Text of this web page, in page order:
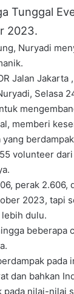
Tunggal
2023.
Nuryadi
Jalan
Selasa
memberi
volunteer
perak
2023, tapi
dulu.
dan bahkan
nilai-nilai